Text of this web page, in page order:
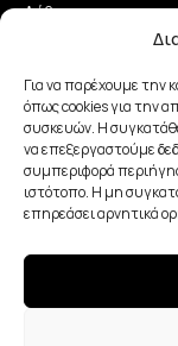
Για να παρέχουμε την
όπως cookies για την
συσκευών. Η
να επεξεργαστούμε
συμπεριφορά
ιστότοπο. Η μη
επηρεάσει αρνητικά
Λάβετε τις
και μείνετε πάντα
Έχω διαβάσει και